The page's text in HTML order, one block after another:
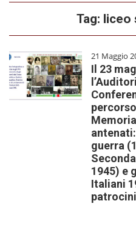
Tag:
21 Maggio
Il 23
guerra
1945) e
Italiani